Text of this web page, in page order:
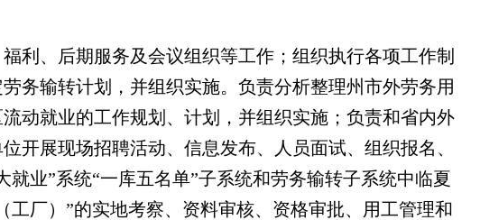
利、后期服务及会议组织等工作；组织执行各项工作制
务输转计划，并组织实施。负责分析整理州市外劳务用
动就业的工作规划、计划，并组织实施；负责和省内外
开展现场招聘活动、信息发布、人员面试、组织报名、
业”系统“一库五名单”子系统和劳务输转子系统中临夏
厂）”的实地考察、资料审核、资格审批、用工管理和